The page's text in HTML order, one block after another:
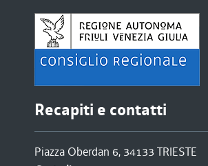
Recapiti e contatti
Piazza Oberdan 6, 34133 TRIESTE